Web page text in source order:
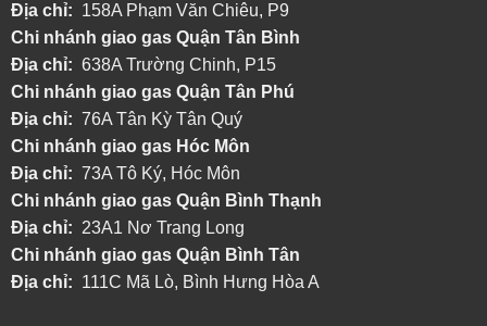
Địa chỉ: 158A Phạm Văn Chiêu, P9
Chi nhánh giao gas Quận Tân Bình
Địa chỉ: 638A Trường Chinh, P15
Chi nhánh giao gas Quận Tân Phú
Địa chỉ: 76A Tân Kỳ Tân Quý
Chi nhánh giao gas Hóc Môn
Địa chỉ: 73A Tô Ký, Hóc Môn
Chi nhánh giao gas Quận Bình Thạnh
Địa chỉ: 23A1 Nơ Trang Long
Chi nhánh giao gas Quận Bình Tân
Địa chỉ: 111C Mã Lò, Bình Hưng Hòa A